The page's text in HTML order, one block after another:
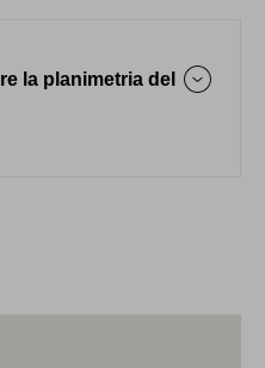
la planimetria del